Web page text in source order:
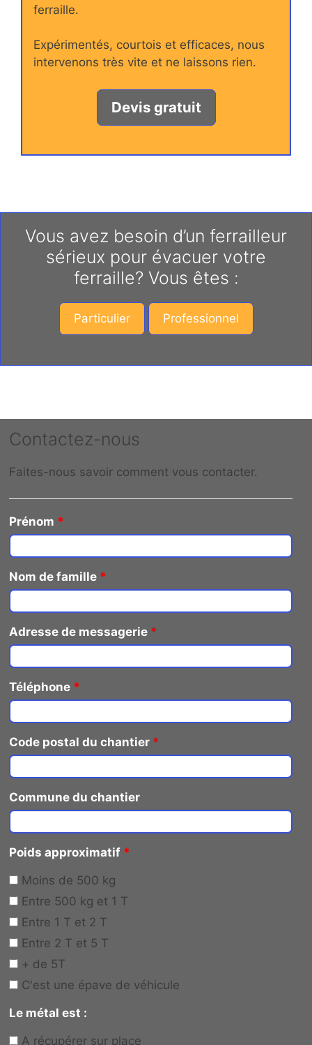
ferraille.
Expérimentés, courtois et efficaces, nous
intervenons très vite et ne laissons rien.
Devis gratuit
Vous avez besoin d’un ferrailleur
sérieux pour évacuer votre
ferraille? Vous êtes :
Particulier Professionnel
Contactez-nous
Faites-nous savoir comment vous contacter.
Prénom *
Nom de famille *
Adresse de messagerie *
Téléphone *
Code postal du chantier *
Commune du chantier
Poids approximatif *
Moins de 500 kg
Entre 500 kg et 1 T
Entre 1 T et 2 T
Entre 2 T et 5 T
+ de 5T
C'est une épave de véhicule
Le métal est :
A récupérer sur place